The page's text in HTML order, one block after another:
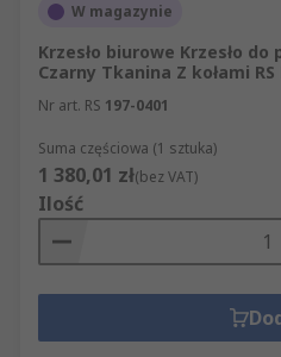
W magazynie
Krzesło biurowe Krzesło
Czarny Tkanina Z kołami RS
Nr art. RS 197-0401
Suma częściowa (1 sztuka)
1 380,01 zł(bez VAT)
Ilość